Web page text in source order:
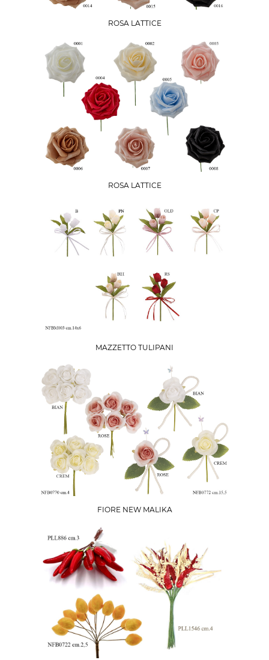
ROSA LATTICE
ROSA LATTICE
MAZZETTO TULIPANI
FIORE NEW MALIKA